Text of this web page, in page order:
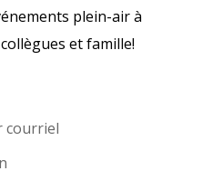
plein-air à
et famille!
courriel